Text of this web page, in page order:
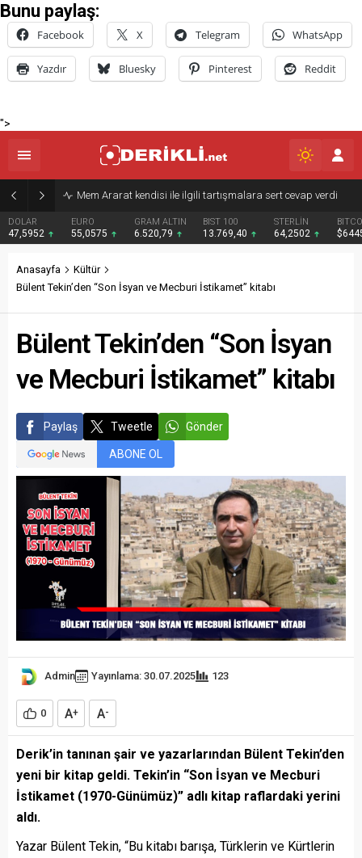
Bunu paylaş:
Facebook X Telegram WhatsApp
Yazdır Bluesky Pinterest Reddit
">
EURO
55,0575
GRAM ALTIN
6.520,79
BIST 100
13.769,40
STERLİN
64,2502
BITCOIN
$64451
BNB
Anasayfa
Kültür
Bülent Tekin’den “Son İsyan ve Mecburi İstikamet” kitabı
Bülent Tekin’den “Son İsyan
ve Mecburi İstikamet” kitabı
Paylaş Tweetle Gönder
ABONE OL
Admin Yayınlama: 30.07.2025 123
0 A+ A-
Derik’in tanınan şair ve yazarlarından Bülent Tekin’den
yeni bir kitap geldi. Tekin’in “Son İsyan ve Mecburi
İstikamet (1970-Günümüz)” adlı kitap raflardaki yerini
aldı.
Yazar Bülent Tekin, “Bu kitabı barışa, Türklerin ve Kürtlerin